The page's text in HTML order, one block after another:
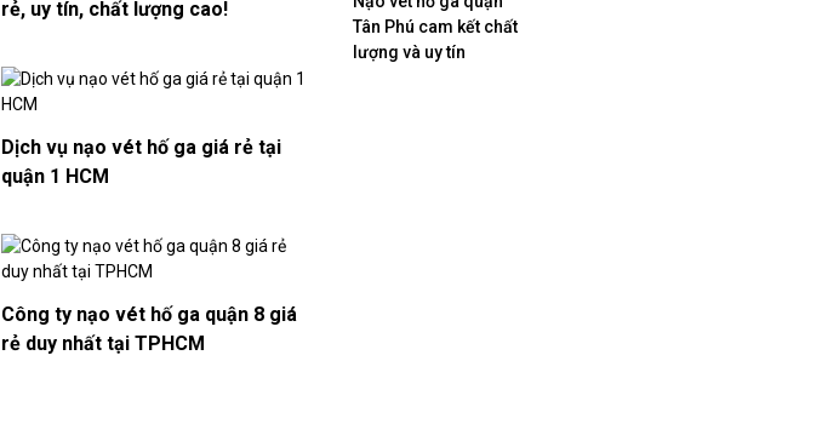
rẻ, uy tín, chất lượng cao!
Dịch vụ nạo vét hố ga giá rẻ tại
quận 1 HCM
Công ty nạo vét hố ga quận 8 giá
rẻ duy nhất tại TPHCM
Tân Phú cam kết chất
lượng và uy tín